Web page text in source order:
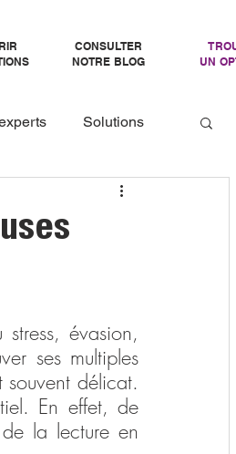
CONSULTER
NOTRE BLOG
UN
Solutions
évasion,
ses multiples
délicat.
En effet, de
la lecture en